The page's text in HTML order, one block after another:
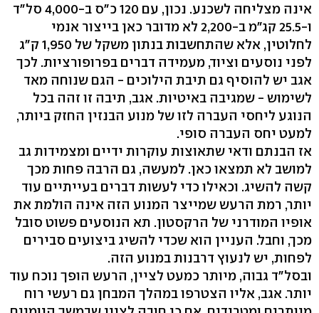
אינה מצליחה לשכנע. נכון, עם 120 כ"ס ב-4,000 סל"ד
ו-25.5 קג"מ ב-2,200 לא מדובר כאן בייצור אנמי
לחלוטין, אלא שהתחשבות בנתון משקל של 1,950 ק"ג
לפני נוסעים וציוד, מעמידה דברים בפרופורציות. לכך
אגב יש להוסיף גם תיבת הילוכים - הגם שנוחה מאד
לשימוש - שמגיבה באיטיות. אגב, תיבה זו זהה בכל
הנוגע ליחסי העברה לזו של מנוע הבנזין החזק ביותר,
למעט יחס העברה סופי.
אז הבנתם ודאי שתאוצות עוקרות ידיים ומצמידות גב
למושב לא תמצאו כאן. למעשה, גם הרבה פחות מכך
קשה להשיג. וכאילו כדי לעשות דברים בעייתיים עוד
יותר, רמת הרעש שמייצר המנוע הזה אינה הולמת את
אופיו המודרני של הרקסטון. תא הנוסעים פשוט סובל
מכך, וחבל. העניין הוא שכדי להשיג ביצועים סבירים
לפחות, יש לנעוץ דרבנות במנוע הזה.
ובסל"ד גבוה, מיותר כמעט לציין, הרעש הופך נוכח עוד
יותר. אגב, אליו הצטרפו במהלך המבחן גם רעשי רוח